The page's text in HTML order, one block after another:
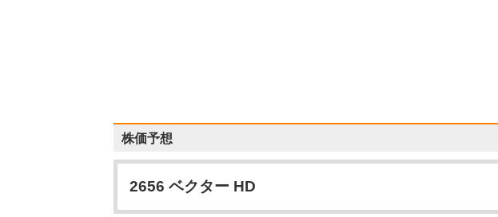
株価予想
2656 ベクター HD